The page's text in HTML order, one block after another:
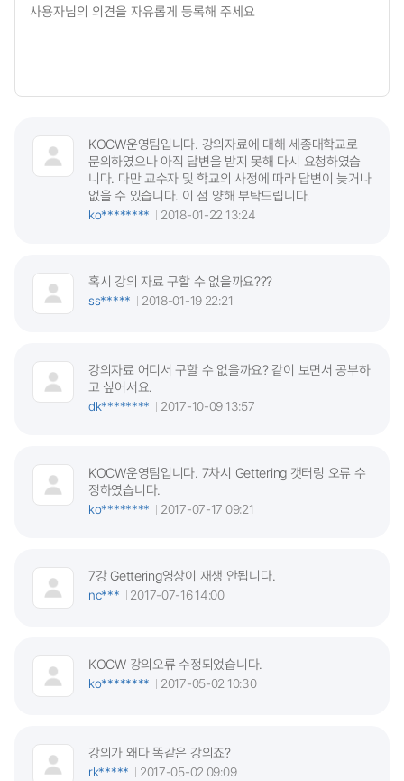
KOCW운영팀입니다. 강의자료에 대해 세종대학교로
문의하였으나 아직 답변을 받지 못해 다시 요청하였습
니다. 다만 교수자 및 학교의 사정에 따라 답변이 늦거나
없을 수 있습니다. 이 점 양해 부탁드립니다.
ko********
2018-01-22 13:24
혹시 강의 자료 구할 수 없을까요???
ss*****
2018-01-19 22:21
강의자료 어디서 구할 수 없을까요? 같이 보면서 공부하
고 싶어서요.
dk********
2017-10-09 13:57
KOCW운영팀입니다. 7차시 Gettering 갯터링 오류 수
정하였습니다.
ko********
2017-07-17 09:21
7강 Gettering영상이 재생 안됩니다.
nc***
2017-07-16 14:00
KOCW 강의오류 수정되었습니다.
ko********
2017-05-02 10:30
강의가 왜다 똑같은 강의죠?
rk*****
2017-05-02 09:09